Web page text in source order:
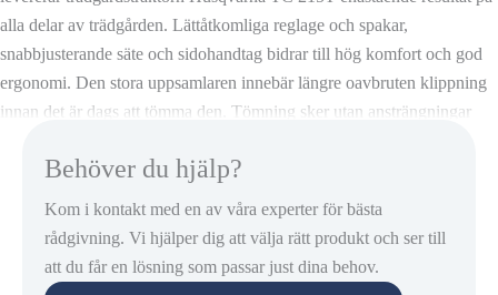
alla delar av trädgården. Lättåtkomliga reglage och spakar,
snabbjusterande säte och sidohandtag bidrar till hög komfort och god
ergonomi. Den stora uppsamlaren innebär längre oavbruten klippning
innan det är dags att tömma den. Tömning sker utan ansträngningar
på 95 cm erbjuder enastående klippresultat och gör det möjligt att
navigera genom smala passager. Fjäderassisterad klipphöjdsjustering
minskar belastningen på användaren. Backdriftsystemet (ROS)
aktiveras med startnyckeln för att ge snabb åtkomst till klippning bakåt
och för att minimera risken för att funktionen används oavsiktligt.
Behöver du hjälp?
Kom i kontakt med en av våra experter för bästa
rådgivning. Vi hjälper dig att välja rätt produkt och ser till
att du får en lösning som passar just dina behov.